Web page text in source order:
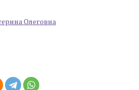
Олеговна